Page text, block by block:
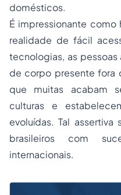
domésticos.
É impressionante
realidade de fácil
tecnologias, as
de corpo presente fora
que muitas acabam
culturas e
evoluídas. Tal
brasileiros com
internacionais.